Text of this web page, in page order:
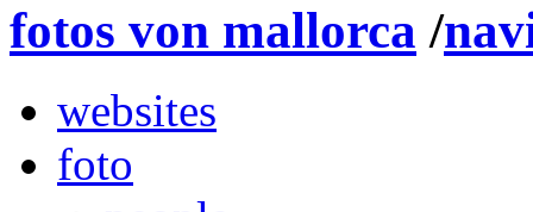
fotos von mallorca /
websites
foto